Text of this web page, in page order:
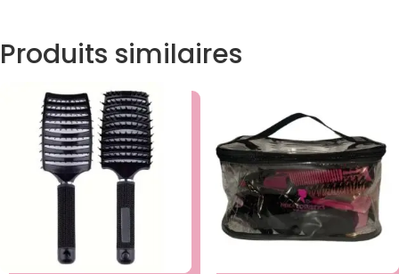
Produits similaires